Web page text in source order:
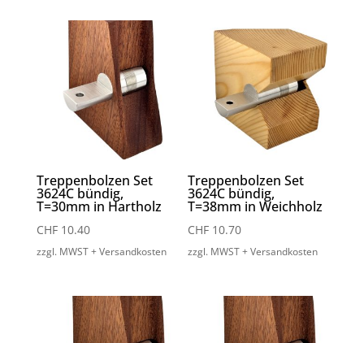
Treppenbolzen Set
3624C bündig,
T=30mm in Hartholz
CHF10.40
zzgl. MWST + Versandkosten
Treppenbolzen Set
3624C bündig,
T=38mm in Weichholz
CHF 10.70
zzgl. MWST + Versandkosten